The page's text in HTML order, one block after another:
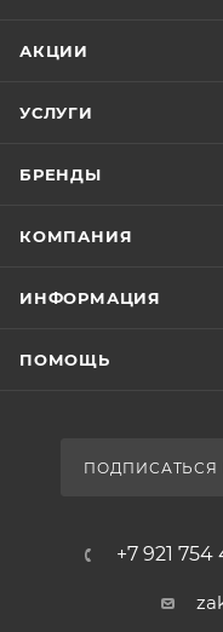
АКЦИИ
УСЛУГИ
БРЕНДЫ
КОМПАНИЯ
ИНФОРМАЦИЯ
ПОМОЩЬ
ПОДПИСАТЬСЯ
+7 921 754